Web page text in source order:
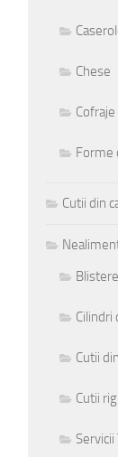
Chese
Forme
Cutii din
Blistere
Cilindri
Cutii
Cutii